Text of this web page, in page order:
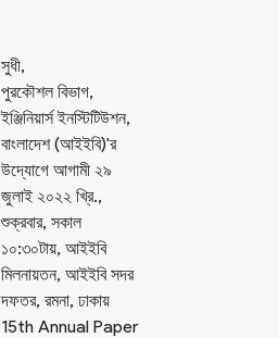
সুধী,
পুরকৌশল বিভাগ,
ইঞ্জিনিয়ার্স ইনস্টিটিউশন,
বাংলাদেশ (আইইবি)'র
উদ্যোগে আগামী ২৯
জুলাই ২০২২ খ্রি.,
শুক্রবার, সকাল
১০:৩০টায়, আইইবি
মিলনায়তন, আইইবি সদর
দফতর, রমনা, ঢাকায়
15th Annual Paper